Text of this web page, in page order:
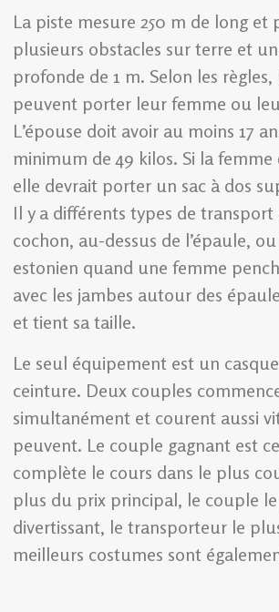
La piste mesure 250 m de long et
plusieurs obstacles sur terre et
profonde de 1 m. Selon les
peuvent porter leur femme ou
L’épouse doit avoir au moins 17
minimum de 49 kilos. Si la femme
elle devrait porter un sac à dos
Il y a différents types de transport
cochon, au-dessus de l’épaule,
estonien quand une femme
avec les jambes autour des
et tient sa taille.
Le seul équipement est un
ceinture. Deux couples
simultanément et courent aussi
peuvent. Le couple gagnant est
complète le cours dans le plus
plus du prix principal, le couple
divertissant, le transporteur le
meilleurs costumes sont